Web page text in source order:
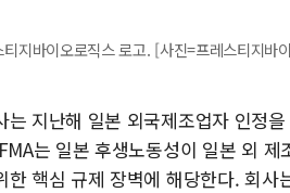
티지바이오로직스 로고. [사진=프레스티지바
는 지난해 일본 외국제조업자 인정
는 일본 후생노동성이 일본 외
한 핵심 규제 장벽에 해당한다. 회